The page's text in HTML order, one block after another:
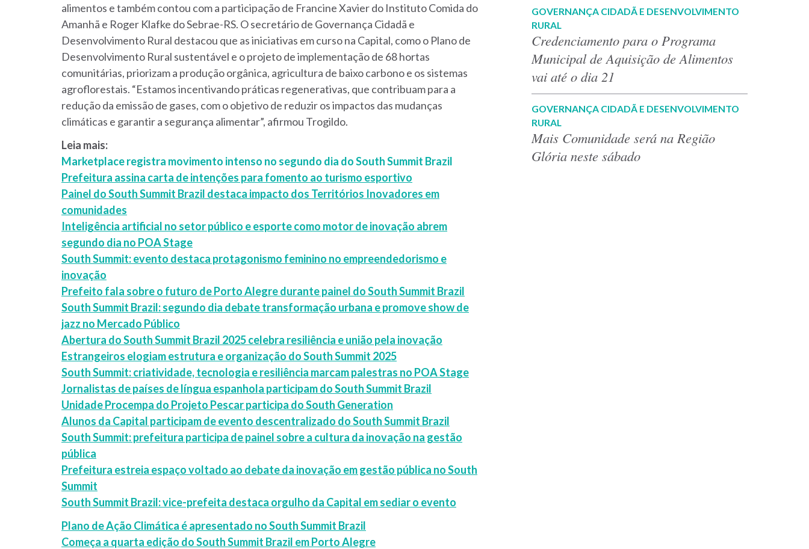
alimentos e também contou com a participação de Francine Xavier do Instituto Comida do
Amanhã e Roger Klafke do Sebrae-RS. O secretário de Governança Cidadã e
Desenvolvimento Rural destacou que as iniciativas em curso na Capital, como o Plano de
Desenvolvimento Rural sustentável e o projeto de implementação de 68 hortas
comunitárias, priorizam a produção orgânica, agricultura de baixo carbono e os sistemas
agroflorestais. “Estamos incentivando práticas regenerativas, que contribuam para a
redução da emissão de gases, com o objetivo de reduzir os impactos das mudanças
climáticas e garantir a segurança alimentar”, afirmou Trogildo.
Leia mais:
Marketplace registra movimento intenso no segundo dia do South Summit Brazil
Prefeitura assina carta de intenções para fomento ao turismo esportivo
Painel do South Summit Brazil destaca impacto dos Territórios Inovadores em
comunidades
Inteligência artificial no setor público e esporte como motor de inovação abrem
segundo dia no POA Stage
South Summit: evento destaca protagonismo feminino no empreendedorismo e
inovação
Prefeito fala sobre o futuro de Porto Alegre durante painel do South Summit Brazil
South Summit Brazil: segundo dia debate transformação urbana e promove show de
jazz no Mercado Público
Abertura do South Summit Brazil 2025 celebra resiliência e união pela inovação
Estrangeiros elogiam estrutura e organização do South Summit 2025
South Summit: criatividade, tecnologia e resiliência marcam palestras no POA Stage
Jornalistas de países de língua espanhola participam do South Summit Brazil
Unidade Procempa do Projeto Pescar participa do South Generation
Alunos da Capital participam de evento descentralizado do South Summit Brazil
South Summit: prefeitura participa de painel sobre a cultura da inovação na gestão
pública
Prefeitura estreia espaço voltado ao debate da inovação em gestão pública no South
Summit
South Summit Brazil: vice-prefeita destaca orgulho da Capital em sediar o evento
Plano de Ação Climática é apresentado no South Summit Brazil
Começa a quarta edição do South Summit Brazil em Porto Alegre
GOVERNANÇA CIDADÃ E DESENVOLVIMENTO
RURAL
Credenciamento para o Programa
Municipal de Aquisição de Alimentos
vai até o dia 21
GOVERNANÇA CIDADÃ E DESENVOLVIMENTO
RURAL
Mais Comunidade será na Região
Glória neste sábado